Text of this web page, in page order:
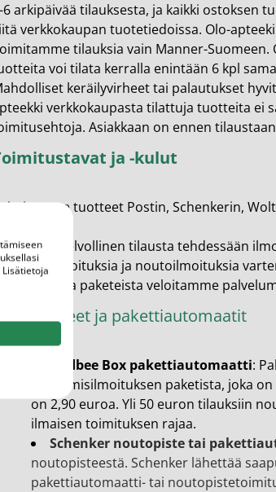
6 arkipäivää tilauksesta, ja kaikki
verkkokaupan tuotetiedoissa. Olo-
tilauksia vain Manner-Suomeen.
voi tilata kerralla enintään 6 kpl
keräilyvirheet tai palautukset
verkkokaupasta tilattuja tuotteita ei
Asiakkaan on ennen
ja -kulut
tuotteet Postin, Schenkerin,
on velvollinen tilausta tehdessään
ja noutoilmoituksia
palautuneista paketeista veloitamme
ja pakettiautomaatit
Budbee Box pakettiautomaatti:
saapumisilmoituksen paketista, joka
on 2,90 euroa. Yli 50 euron tilauksiin
ilmaisen toimituksen rajaa.
Schenker noutopiste tai
noutopisteestä. Schenker lähettää
pakettiautomaatti- tai